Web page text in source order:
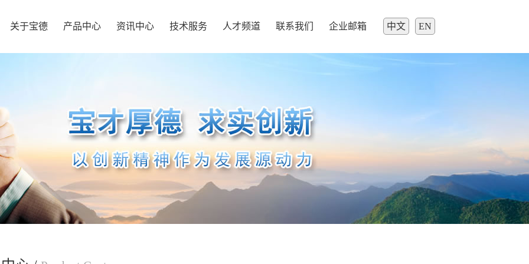
关于宝德 产品中心 资讯中心 技术服务 人才频道 联系我们 企业邮箱 中文 EN